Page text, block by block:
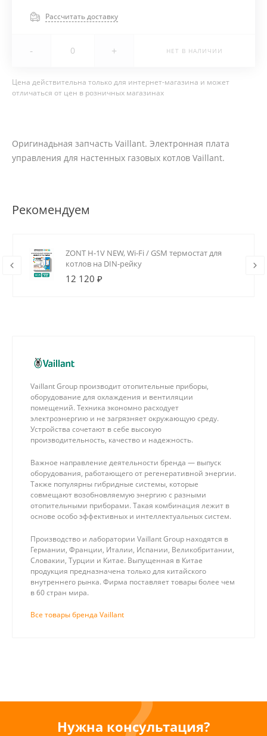
Рассчитать доставку
- + НЕТ В НАЛИЧИИ
Цена действительна только для интернет-магазина и может
отличаться от цен в розничных магазинах
Оригинадьная запчасть Vaillant. Электронная плата
управления для настенных газовых котлов Vaillant.
Рекомендуем
ZONT H-1V NEW, Wi-Fi / GSM термостат для
котлов на DIN-рейку
12 120 ₽
Vaillant Group производит отопительные приборы,
оборудование для охлаждения и вентиляции
помещений. Техника экономно расходует
электроэнергию и не загрязняет окружающую среду.
Устройства сочетают в себе высокую
производительность, качество и надежность.
Важное направление деятельности бренда — выпуск
оборудования, работающего от регенеративной энергии.
Также популярны гибридные системы, которые
совмещают возобновляемую энергию с разными
отопительными приборами. Такая комбинация лежит в
основе особо эффективных и интеллектуальных систем.
Производство и лаборатории Vaillant Group находятся в
Германии, Франции, Италии, Испании, Великобритании,
Словакии, Турции и Китае. Выпущенная в Китае
продукция предназначена только для китайского
внутреннего рынка. Фирма поставляет товары более чем
в 60 стран мира.
Все товары бренда Vaillant
Нужна консультация?